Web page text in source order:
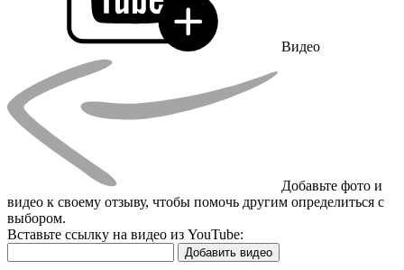
Видео
Добавьте фото и
видео к своему отзыву, чтобы помочь другим определиться с
выбором.
Вставьте ссылку на видео из YouTube:
Добавить видео